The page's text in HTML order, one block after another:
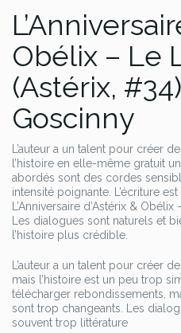
Obélix – Le
(Astérix,
Goscinny
L’auteur a un talent pour créer
l’histoire en elle-même gratuit
abordés sont des cordes
intensité poignante. L’écriture
L’Anniversaire d’Astérix &
Les dialogues sont naturels et
l’histoire plus crédible.
L’auteur a un talent pour créer
mais l’histoire est un peu trop
télécharger rebondissements,
sont trop changeants. Les
souvent trop littérature